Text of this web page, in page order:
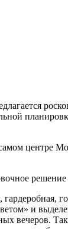
центре
решение
и
вечеров.